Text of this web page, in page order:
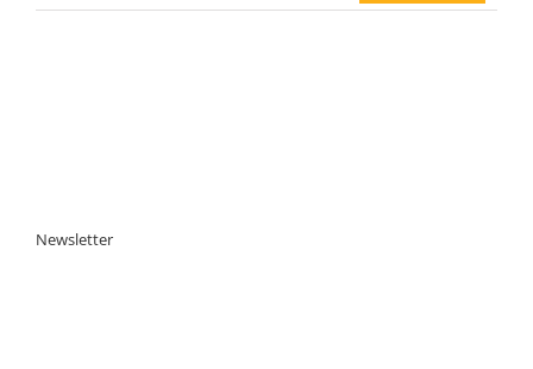
Newsletter